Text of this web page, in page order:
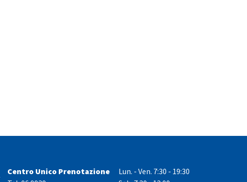
Centro Unico Prenotazione
Lun. - Ven. 7:30 - 19:30